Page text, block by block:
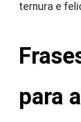
ternura e
para